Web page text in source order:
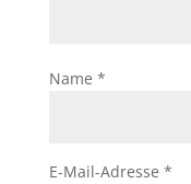
Name *
E-Mail-Adresse *